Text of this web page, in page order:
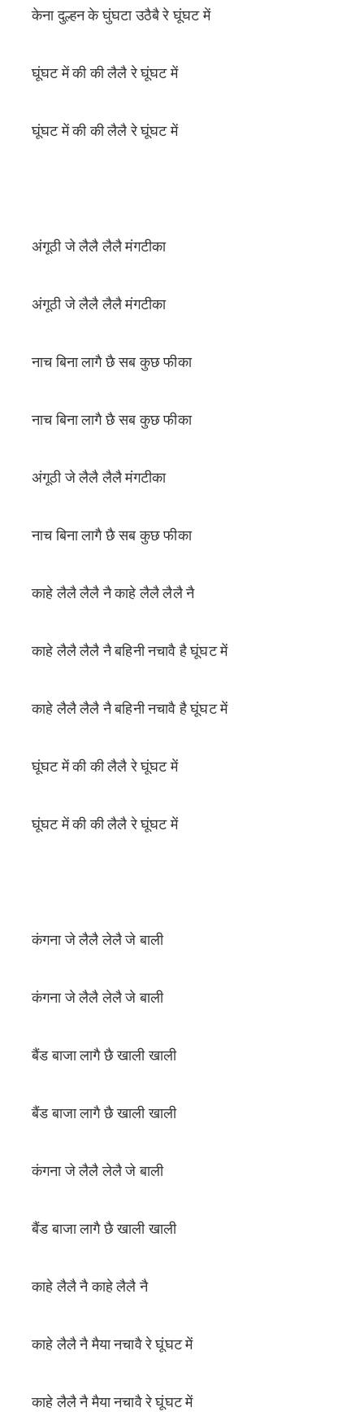
केना दुल्हन के घुंघटा उठैबै रे घूंघट में
घूंघट में की की लैलै रे घूंघट में
घूंघट में की की लैलै रे घूंघट में
अंगूठी जे लैलै लैलै मंगटीका
अंगूठी जे लैलै लैलै मंगटीका
नाच बिना लागै छै सब कुछ फीका
नाच बिना लागै छै सब कुछ फीका
अंगूठी जे लैलै लैलै मंगटीका
नाच बिना लागै छै सब कुछ फीका
काहे लैलै लैलै नै काहे लैलै लैलै नै
काहे लैलै लैलै नै बहिनी नचावै है घूंघट में
काहे लैलै लैलै नै बहिनी नचावै है घूंघट में
घूंघट में की की लैलै रे घूंघट में
घूंघट में की की लैलै रे घूंघट में
कंगना जे लैलै लेलै जे बाली
कंगना जे लैलै लेलै जे बाली
बैंड बाजा लागै छै खाली खाली
बैंड बाजा लागै छै खाली खाली
कंगना जे लैलै लेलै जे बाली
बैंड बाजा लागै छै खाली खाली
काहे लैलै नै काहे लैलै नै
काहे लैलै नै मैया नचावै रे घूंघट में
काहे लैलै नै मैया नचावै रे घूंघट में